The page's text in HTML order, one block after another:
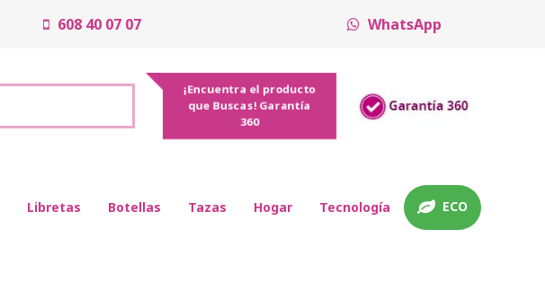
608 40 07 07 WhatsApp
¡Encuentra el producto
que Buscas! Garantía
360
Libretas Botellas Tazas Hogar Tecnología ECO